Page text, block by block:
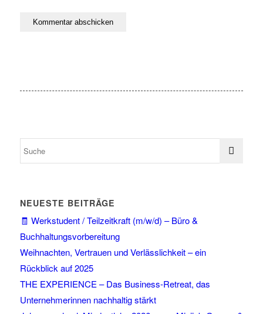
NEUESTE BEITRÄGE
🧾 Werkstudent / Teilzeitkraft (m/w/d) – Büro &
Buchhaltungsvorbereitung
Weihnachten, Vertrauen und Verlässlichkeit – ein
Rückblick auf 2025
THE EXPERIENCE – Das Business-Retreat, das
Unternehmerinnen nachhaltig stärkt